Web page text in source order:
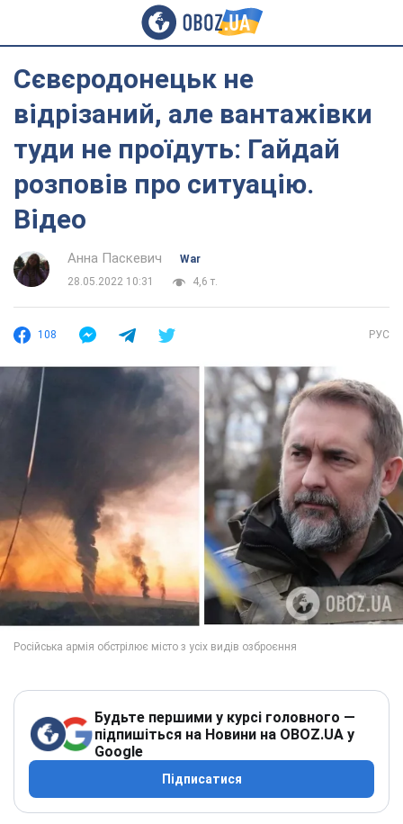
Сєвєродонецьк не
відрізаний, але вантажівки
туди не проїдуть: Гайдай
розповів про ситуацію.
Відео
Анна Паскевич
War
28.05.2022 10:31
4,6 т.
108 РУС
Будьте першими у курсі головного —
підпишіться на Новини на OBOZ.UA у
Google
Підписатися